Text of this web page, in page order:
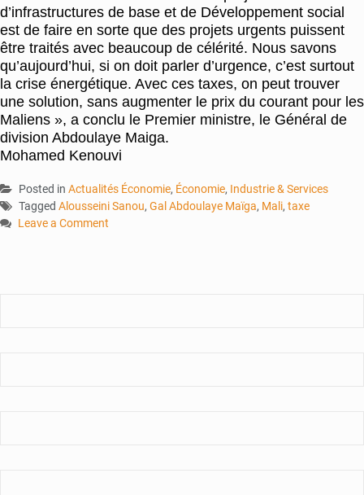
d’infrastructures de base et de Développement social
est de faire en sorte que des projets urgents puissent
être traités avec beaucoup de célérité. Nous savons
qu’aujourd’hui, si on doit parler d’urgence, c’est surtout
la crise énergétique. Avec ces taxes, on peut trouver
une solution, sans augmenter le prix du courant pour les
Maliens », a conclu le Premier ministre, le Général de
division Abdoulaye Maiga.
Mohamed Kenouvi
Posted in Actualités Économie, Économie, Industrie & Services
Tagged Alousseini Sanou, Gal Abdoulaye Maïga, Mali, taxe
Leave a Comment